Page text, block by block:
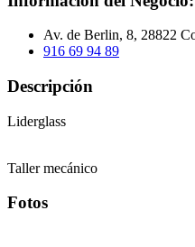
Av. de Berlin, 8, 28822
916 69 94 89
Descripción
Liderglass
Taller mecánico
Fotos